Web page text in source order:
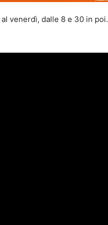
venerdì, dalle 8 e 30 in poi.